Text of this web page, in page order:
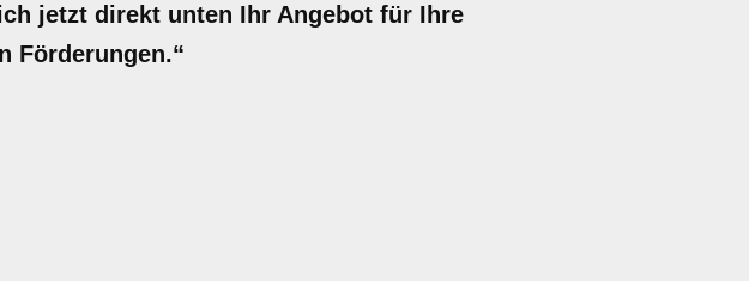
jetzt direkt unten Ihr Angebot für Ihre
Förderungen.“